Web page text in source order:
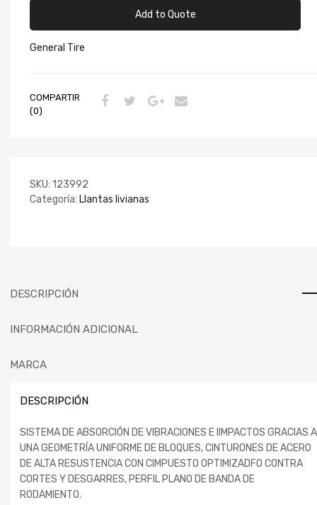
Add to Quote
General Tire
COMPARTIR
(0)
SKU: 123992
Categoría: Llantas livianas
DESCRIPCIÓN
INFORMACIÓN ADICIONAL
MARCA
DESCRIPCIÓN
SISTEMA DE ABSORCIÓN DE VIBRACIONES E IIMPACTOS GRACIAS A
UNA GEOMETRÍA UNIFORME DE BLOQUES, CINTURONES DE ACERO
DE ALTA RESUSTENCIA CON CIMPUESTO OPTIMIZADFO CONTRA
CORTES Y DESGARRES, PERFIL PLANO DE BANDA DE
RODAMIENTO.